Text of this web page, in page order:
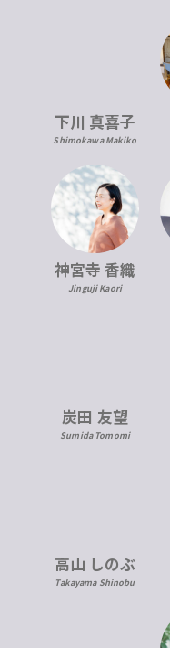
下川 真喜子
Shimokawa Makiko
神宮寺 香織
Jinguji Kaori
炭田 友望
Sumida Tomomi
高山 しのぶ
Takayama Shinobu